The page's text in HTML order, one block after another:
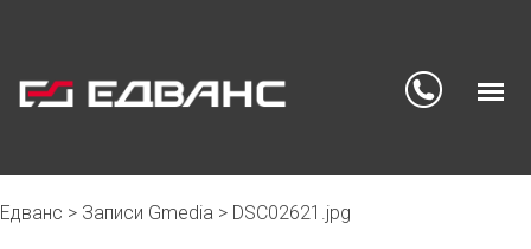
Skip
Едванс > Записи Gmedia > DSC02621.jpg